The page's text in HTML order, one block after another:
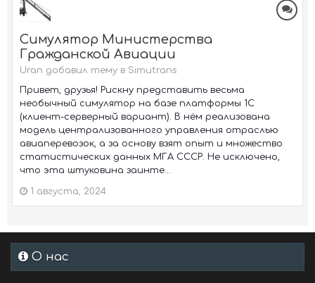
Симулятор Министерства
Гражданской Авиации
Uran добавил тему в Simutrans
Привет, друзья! Рискну представить весьма
необычный симулятор на базе платформы 1С
(клиент-серверный вариант). В нём реализована
модель централизованного управления отраслью
авиаперевозок, а за основу взят опыт и множество
статистических данных МГА СССР. Не исключено,
что эта штуковина заинте...
1 августа, 2024
О нас